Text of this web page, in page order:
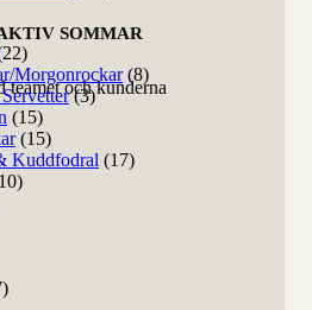
SOMMAR
teamet och kunderna
Morgonrockar (8)
(3)
(15)
(15)
Kuddfodral (17)